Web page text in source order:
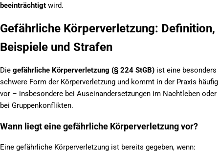
beeinträchtigt wird.
Gefährliche Körperverletzung: Definition,
Beispiele und Strafen
Die gefährliche Körperverletzung (§ 224 StGB) ist eine besonders
schwere Form der Körperverletzung und kommt in der Praxis häufig
vor – insbesondere bei Auseinandersetzungen im Nachtleben oder
bei Gruppenkonflikten.
Wann liegt eine gefährliche Körperverletzung vor?
Eine gefährliche Körperverletzung ist bereits gegeben, wenn: